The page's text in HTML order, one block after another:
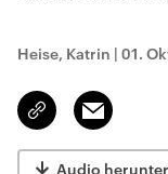
Heise, Katrin | 01.
Link
kopieren/teilen
Email
Audio